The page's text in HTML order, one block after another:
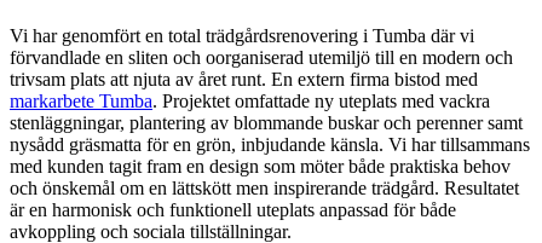
Vi har genomfört en total trädgårdsrenovering i Tumba där vi
förvandlade en sliten och oorganiserad utemiljö till en modern och
trivsam plats att njuta av året runt. En extern firma bistod med
markarbete Tumba. Projektet omfattade ny uteplats med vackra
stenläggningar, plantering av blommande buskar och perenner samt
nysådd gräsmatta för en grön, inbjudande känsla. Vi har tillsammans
med kunden tagit fram en design som möter både praktiska behov
och önskemål om en lättskött men inspirerande trädgård. Resultatet
är en harmonisk och funktionell uteplats anpassad för både
avkoppling och sociala tillställningar.